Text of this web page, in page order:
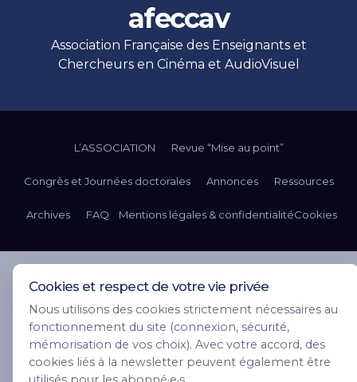
afeccav
Association Française des Enseignants et
Chercheurs en Cinéma et AudioVisuel
L’ASSOCIATION Revue “Mise au point”
Congrès et Journées doctorales Annonces Ressources
Archives FAQ Mentions légales & confidentialitéCookies
Cookies et respect de votre vie privée
Nous utilisons des cookies strictement nécessaires au
fonctionnement du site (connexion, sécurité,
mémorisation de vos choix). Avec votre accord, des
cookies liés à la newsletter peuvent également être